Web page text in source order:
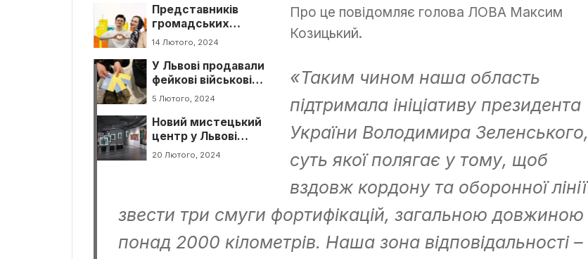
Представників
громадських
організацій та
навчатимуть
реалізувати
соціальні проєкти
14 Лютого, 2024
У Львові продавали
фейкові військові
посвідчення та
5 Лютого, 2024
Новий мистецький
центр у Львові
розпочав свою
20 Лютого, 2024
Про це повідомляє голова ЛОВА Максим
Козицький.
«Таким чином наша область
підтримала ініціативу президента
України Володимира Зеленського,
суть якої полягає у тому, щоб
вздовж кордону та оборонної лінії
звести три смуги фортифікацій, загальною довжиною
понад 2000 кілометрів. Наша зона відповідальності –